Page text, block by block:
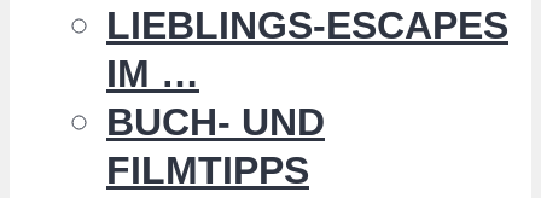
LIEBLINGS-ESCAPES
IM …
BUCH- UND
FILMTIPPS